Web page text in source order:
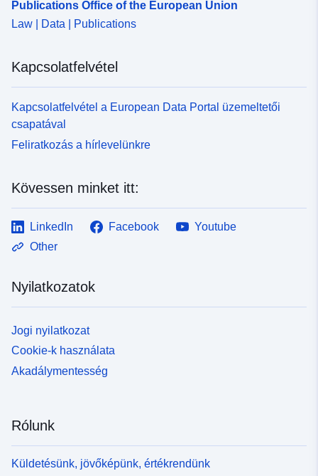
Publications Office of the European Union
Law | Data | Publications
Kapcsolatfelvétel
Kapcsolatfelvétel a European Data Portal üzemeltetői
csapatával
Feliratkozás a hírlevelünkre
Kövessen minket itt:
LinkedIn Facebook
Youtube
Other
Nyilatkozatok
Jogi nyilatkozat
Cookie-k használata
Akadálymentesség
Rólunk
Küldetésünk, jövőképünk, értékrendünk